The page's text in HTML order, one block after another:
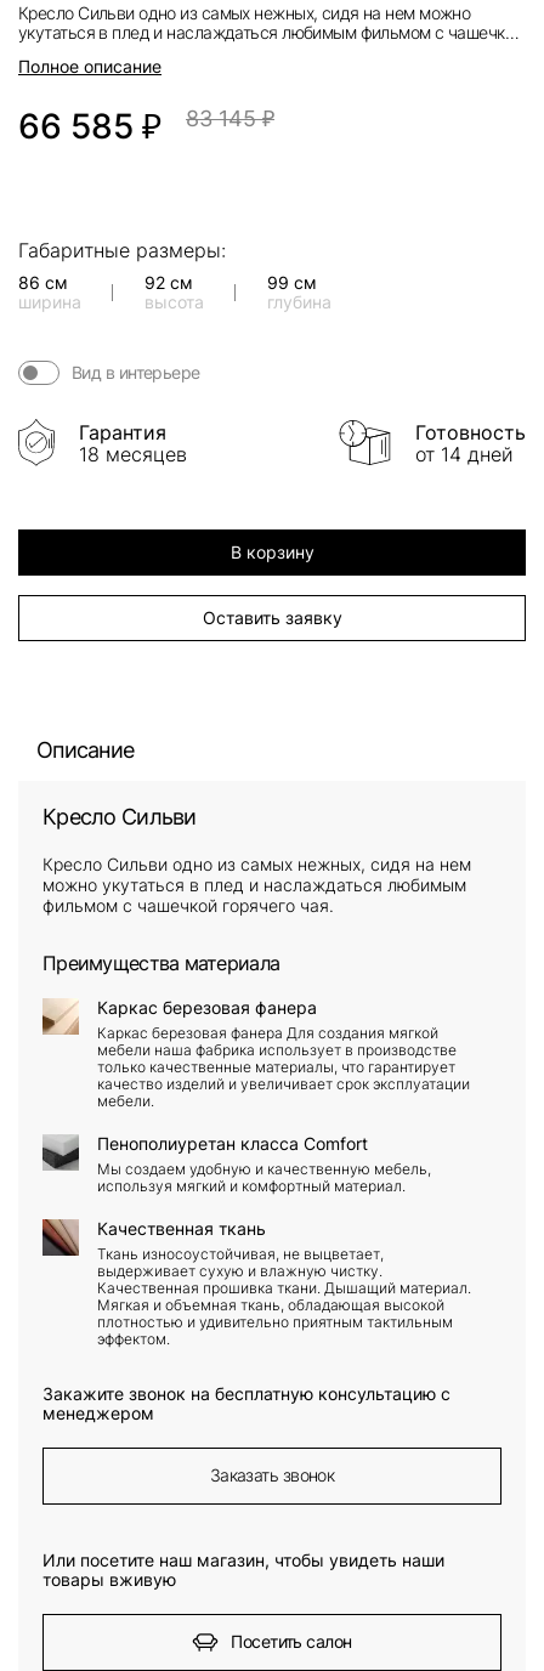
Кресло Сильви одно из самых нежных, сидя на нем можно
укутаться в плед и наслаждаться любимым фильмом с чашечкой
Полное описание
66 585 ₽ 83 145₽
Габаритные размеры:
86 см
ширина
92 см
высота
99 см
глубина
Вид в интерьере
Гарантия
18 месяцев
Готовность
от 14 дней
В корзину
Оставить заявку
Описание
Кресло Сильви
Кресло Сильви одно из самых нежных, сидя на нем
можно укутаться в плед и наслаждаться любимым
фильмом с чашечкой горячего чая.
Преимущества материала
Каркас березовая фанера
Каркас березовая фанера Для создания мягкой
мебели наша фабрика использует в производстве
только качественные материалы, что гарантирует
качество изделий и увеличивает срок эксплуатации
мебели.
Пенополиуретан класса Comfort
Мы создаем удобную и качественную мебель,
используя мягкий и комфортный материал.
Качественная ткань
Ткань износоустойчивая, не выцветает,
выдерживает сухую и влажную чистку.
Качественная прошивка ткани. Дышащий материал.
Мягкая и объемная ткань, обладающая высокой
плотностью и удивительно приятным тактильным
эффектом.
Закажите звонок на бесплатную консультацию c
менеджером
Заказать звонок
Или посетите наш магазин, чтобы увидеть наши
товары вживую
Посетить салон